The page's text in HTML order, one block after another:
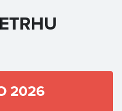
2026